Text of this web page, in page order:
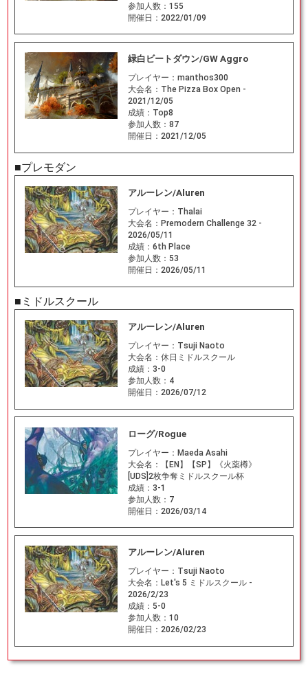
参加人数： 155
開催日： 2022/01/09
緑白ビートダウン/GW Aggro
プレイヤー： manthos300
大会名： The Pizza Box Open -
2021/12/05
成績： Top8
参加人数： 87
開催日： 2021/12/05
■プレモダン
アルーレン/Aluren
プレイヤー： Thalai
大会名： Premodern Challenge 32 -
2026/05/11
成績： 6th Place
参加人数： 53
開催日： 2026/05/11
■ミドルスクール
アルーレン/Aluren
プレイヤー： Tsuji Naoto
大会名： 休日ミドルスクール
成績： 3-0
参加人数： 4
開催日： 2026/07/12
ローグ/Rogue
プレイヤー： Maeda Asahi
大会名：
【EN】【SP】《火薬樽》
[UDS]2枚争奪ミドルスクール杯
成績： 3-1
参加人数： 7
開催日： 2026/03/14
アルーレン/Aluren
プレイヤー： Tsuji Naoto
大会名： Let's 5 ミドルスクール -
2026/2/23
成績： 5-0
参加人数： 10
開催日： 2026/02/23